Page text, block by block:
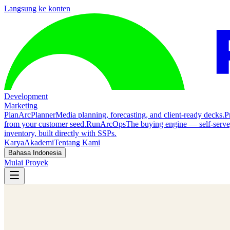
Langsung ke konten
Development
Marketing
PlanArcPlannerMedia planning, forecasting, and client-ready decks.
from your customer seed.RunArcOpsThe buying engine — self-
inventory, built directly with SSPs.
KaryaAkademiTentang Kami
Bahasa Indonesia
Mulai Proyek